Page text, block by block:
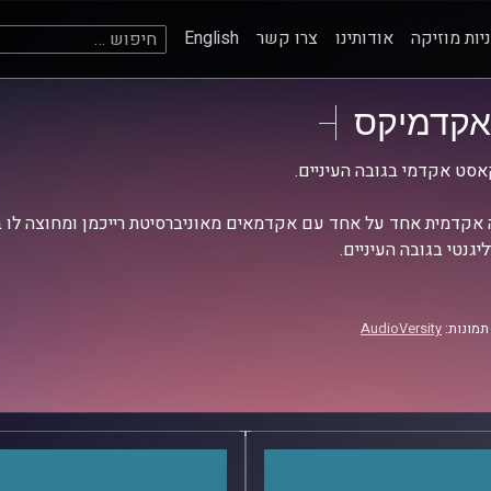
מוזיקה אודותינו צרו קשר English חיפוש:
אקדמיקס
אקדמי בגובה העיניים.
אקדמית אחד על אחד עם אקדמאים מאוניברסיטת רייכמן ומחוצה לו
בגובה העיניים.
AudioVersity